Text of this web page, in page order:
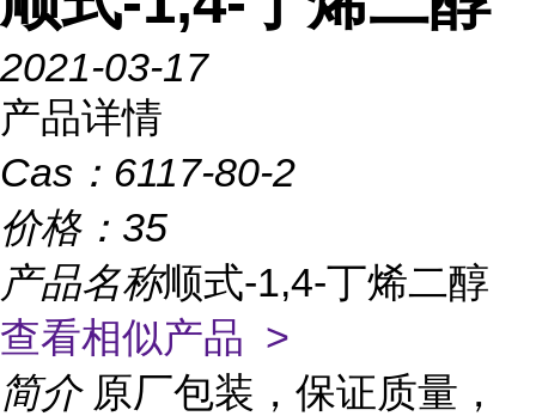
2021-03-17
产品详情
Cas： 6117-80-2
价格： 35
产品名称顺式-1,4-丁烯二醇
查看相似产品 >
简介 原厂包装，保证质量，